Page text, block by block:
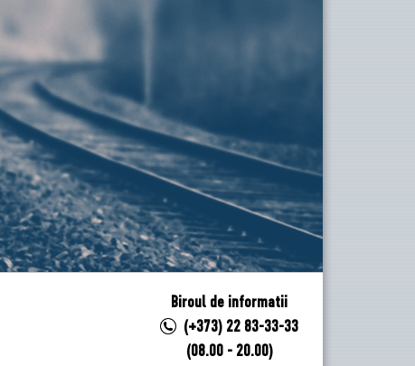
Biroul de informatii
(+373) 22 83-33-33
(08.00 - 20.00)